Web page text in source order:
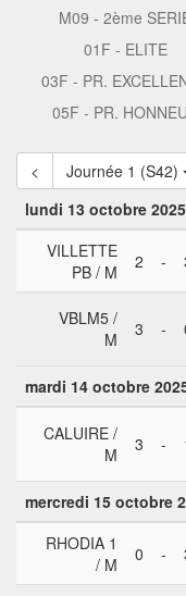
M09 - 2ème
01F - ELITE
03F - PR.
05F - PR.
< Journée 1 (S42)
lundi 13 octobre 2025
VILLETTE
PB / M
2 -
VBLM5 /
M
3 -
mardi 14 octobre
CALUIRE /
M
3 -
mercredi 15 octobre
RHODIA 1
/ M
0 -